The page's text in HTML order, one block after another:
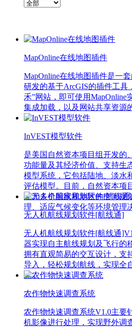
MapOnline在线地图插件
MapOnline在线地图插件是一
研发的基于ArcGIS的插件工具
禾”网站，即可使用MapOnline
集成加载，以及网站共享资源
InVEST模型软件
是美国自然资本项目组开发的
功能量及其经济价值、支持生
模型系统，它包括陆地、淡水
评估模型。目前，自然资本项
在20多个国家和地区的空间规
理、适应气候变化等环境管理
无人机航线规划软件[航线通]
无人机航线规划软件[航线通
器实现自主航线规划及飞行的
拥有直观简易的交互设计，支
导入，轻松规划航线，实现全
作。
农作物快速调查系统
农作物快速调查系统V1.0主要
机影像进行处理，实现野外调